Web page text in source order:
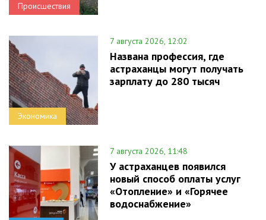
Происшествия
Экономика
7 августа 2026, 12:02
Названа профессия, где
астраханцы могут получать
зарплату до 280 тысяч
7 августа 2026, 11:48
У астраханцев появился
новый способ оплаты услуг
«Отопление» и «Горячее
водоснабжение»